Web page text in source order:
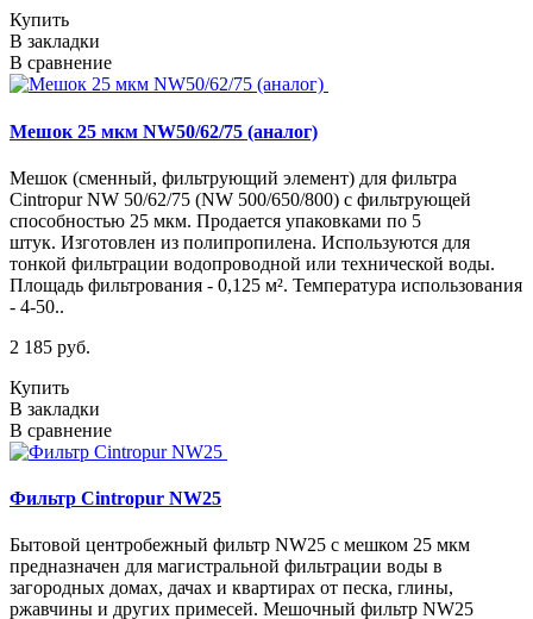
Купить
В закладки
В сравнение
Мешок 25 мкм NW50/62/75 (аналог)
Мешок (сменный, фильтрующий элемент) для фильтра
Cintropur NW 50/62/75 (NW 500/650/800) с фильтрующей
способностью 25 мкм. Продается упаковками по 5
штук. Изготовлен из полипропилена. Используются для
тонкой фильтрации водопроводной или технической воды.
Площадь фильтрования - 0,125 м². Температура использования
- 4-50..
2 185 руб.
Купить
В закладки
В сравнение
Фильтр Cintropur NW25
Бытовой центробежный фильтр NW25 с мешком 25 мкм
предназначен для магистральной фильтрации воды в
загородных домах, дачах и квартирах от песка, глины,
ржавчины и других примесей. Мешочный фильтр NW25